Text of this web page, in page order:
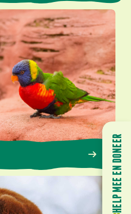
HELP MEE EN DONEER